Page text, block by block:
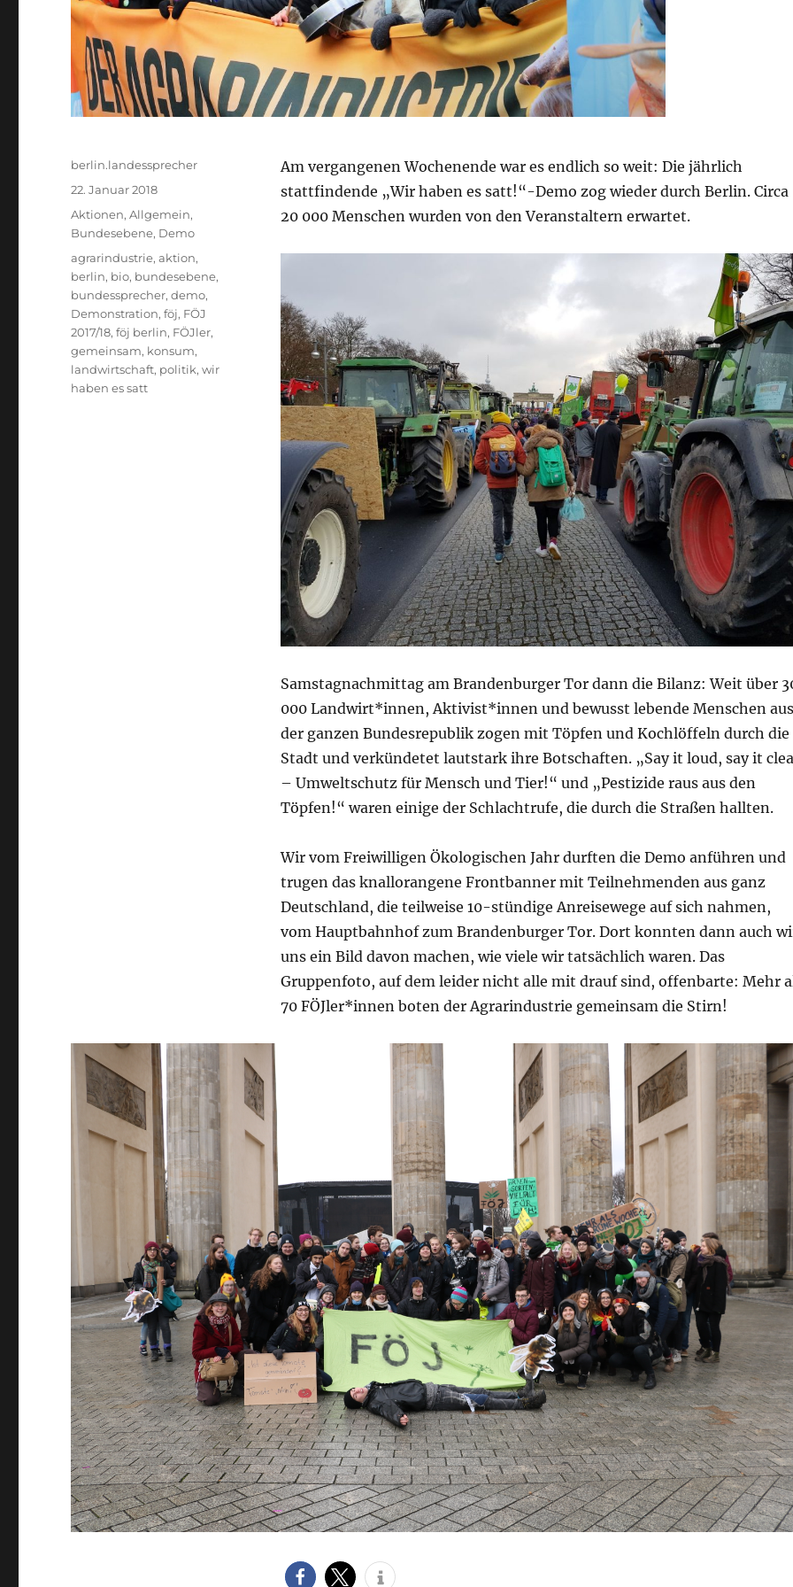
Am vergangenen Wochenende war es endlich so weit: Die jährlich
stattfindende „Wir haben es satt!“-Demo zog wieder durch Berlin. Circa
20 000 Menschen wurden von den Veranstaltern erwartet.
Samstagnachmittag am Brandenburger Tor dann die Bilanz: Weit über
000 Landwirt*innen, Aktivist*innen und bewusst lebende Menschen aus
der ganzen Bundesrepublik zogen mit Töpfen und Kochlöffeln durch die
Stadt und verkündetet lautstark ihre Botschaften. „Say it loud, say it
– Umweltschutz für Mensch und Tier!“ und „Pestizide raus aus den
Töpfen!“ waren einige der Schlachtrufe, die durch die Straßen hallten.
Wir vom Freiwilligen Ökologischen Jahr durften die Demo anführen und
trugen das knallorangene Frontbanner mit Teilnehmenden aus ganz
Deutschland, die teilweise 10-stündige Anreisewege auf sich nahmen,
vom Hauptbahnhof zum Brandenburger Tor. Dort konnten dann auch
uns ein Bild davon machen, wie viele wir tatsächlich waren. Das
Gruppenfoto, auf dem leider nicht alle mit drauf sind, offenbarte: Mehr
70 FÖJler*innen boten der Agrarindustrie gemeinsam die Stirn!
Autor
berlin.landessprecher
Veröffentlicht
am
22. Januar 2018
Kategorien
Aktionen,Allgemein,
Bundesebene, Demo
Schlagwörter
agrarindustrie,aktion,
berlin, bio, bundesebene,
bundessprecher,demo,
Demonstration,föj, FÖJ
2017/18,föj berlin, FÖJler,
gemeinsam, konsum,
landwirtschaft, politik,wir
haben es satt